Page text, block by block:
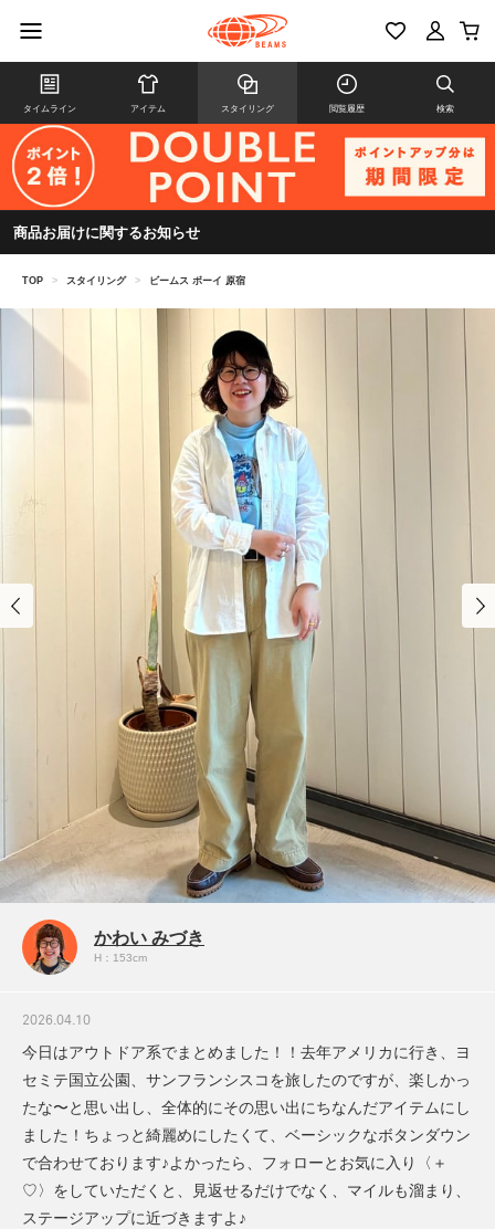
タイムライン アイテム スタイリング 閲覧履歴 検索
商品お届けに関するお知らせ
TOP > スタイリング > ビームス ボーイ 原宿
かわい みづき
H：153cm
2026.04.10
今日はアウトドア系でまとめました！！去年アメリカに行き、ヨ
セミテ国立公園、サンフランシスコを旅したのですが、楽しかっ
たな〜と思い出し、全体的にその思い出にちなんだアイテムにし
ました！ちょっと綺麗めにしたくて、ベーシックなボタンダウン
で合わせております♪よかったら、フォローとお気に入り〈＋
♡〉をしていただくと、見返せるだけでなく、マイルも溜まり、
ステージアップに近づきますよ♪